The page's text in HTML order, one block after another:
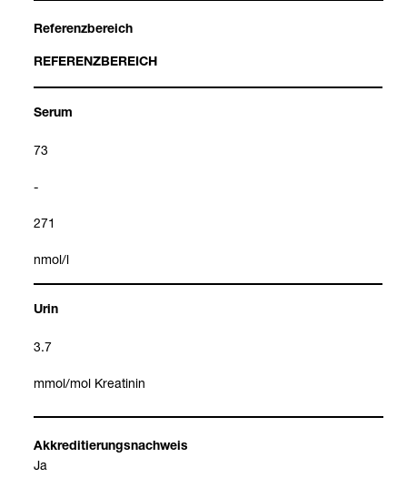
Refe­renz­be­reich
REFE­RENZ­BE­REICH
Serum
73
-
271
nmol/l
Urin
3.7
mmol/mol Krea­ti­nin
Akkre­di­tie­rungs­nach­weis
Ja